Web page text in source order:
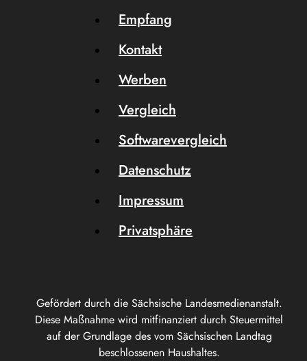
Gefördert durch die Sächsische Landesmedienanstalt.
Diese Maßnahme wird mitfinanziert durch Steuermittel
auf der Grundlage des vom Sächsischen Landtag
beschlossenen Haushaltes.
Empfang
Kontakt
Werben
Vergleich
Softwarevergleich
Datenschutz
Impressum
Privatsphäre